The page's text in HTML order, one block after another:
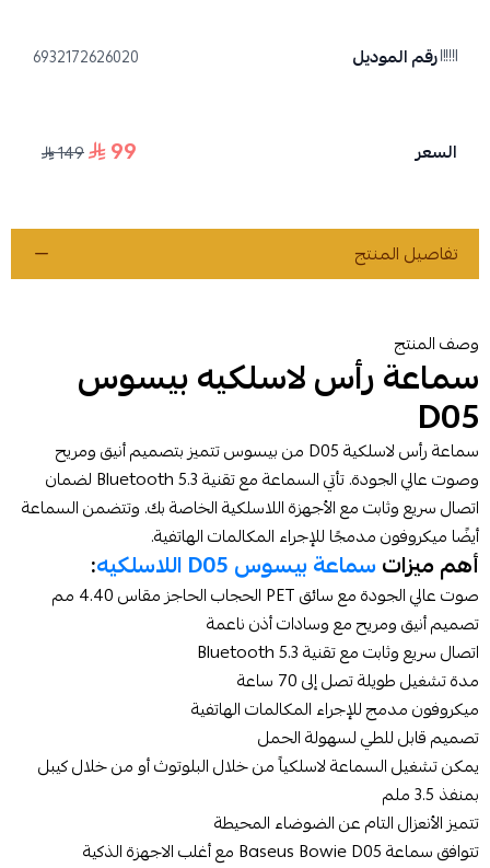
رقم الموديل 6932172626020
السعر 99
149
تفاصيل المنتج
وصف المنتج
سماعة رأس لاسلكيه بيسوس
D05
سماعة رأس لاسلكية D05 من بيسوس تتميز بتصميم أنيق ومريح
وصوت عالي الجودة. تأتي السماعة مع تقنية Bluetooth 5.3 لضمان
اتصال سريع وثابت مع الأجهزة اللاسلكية الخاصة بك. وتتضمن السماعة
أيضًا ميكروفون مدمجًا للإجراء المكالمات الهاتفية.
أهم ميزاتسماعة بيسوس D05 اللاسلكيه :
صوت عالي الجودة مع سائق PET الحجاب الحاجز مقاس 4.40 مم
تصميم أنيق ومريح مع وسادات أذن ناعمة
اتصال سريع وثابت مع تقنية Bluetooth 5.3
مدة تشغيل طويلة تصل إلى 70 ساعة
ميكروفون مدمج للإجراء المكالمات الهاتفية
تصميم قابل للطي لسهولة الحمل
يمكن تشغيل السماعة لاسلكياً من خلال البلوتوث أو من خلال كيبل
بمنفذ 3.5 ملم
تتميز الأنعزال التام عن الضوضاء المحيطة
تتوافق سماعة Baseus Bowie D05 مع أغلب الاجهزة الذكية